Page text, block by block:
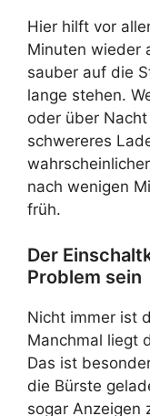
Hier hilft vor
Minuten wieder
sauber auf die
lange stehen.
oder über
schwereres
nach wenigen
früh.
Der
Problem sein
Nicht immer ist
Manchmal liegt
Das ist
die Bürste
sogar Anzeigen